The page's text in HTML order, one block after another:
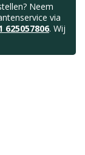
Neem
via
625057806. Wij